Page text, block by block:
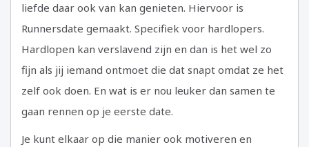
liefde daar ook van kan genieten. Hiervoor is
Runnersdate gemaakt. Specifiek voor hardlopers.
Hardlopen kan verslavend zijn en dan is het wel zo
fijn als jij iemand ontmoet die dat snapt omdat ze het
zelf ook doen. En wat is er nou leuker dan samen te
gaan rennen op je eerste date.
Je kunt elkaar op die manier ook motiveren en